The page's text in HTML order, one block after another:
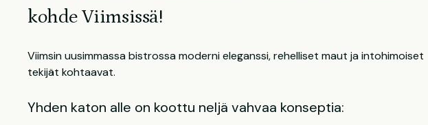
kohde Viimsissä!
Viimsin uusimmassa bistrossa moderni eleganssi, rehelliset maut ja intohimoiset
tekijät kohtaavat.
Yhden katon alle on koottu neljä vahvaa konseptia: